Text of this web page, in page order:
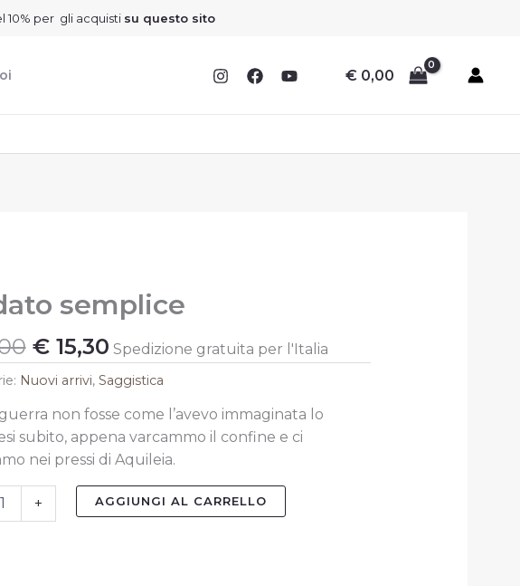
10% per gli acquisti su questo sito
€ 0,00
semplice
Il
prezzo
originale
era:
€ 17,00.
€15,30
Il
prezzo
attuale
è:
€ 15,30.
Spedizione gratuita per l'Italia
Nuovi arrivi, Saggistica
non fosse come l’avevo immaginata lo
subito, appena varcammo il confine e ci
nei pressi di Aquileia.
+ AGGIUNGI AL CARRELLO